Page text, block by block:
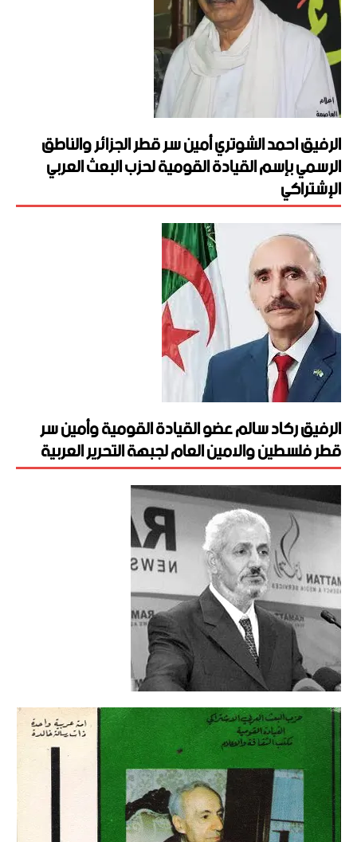
الرفيق احمد الشوتري أمين سر قطر الجزائر والناطق
الرسمي بإسم القيادة القومية لحزب البعث العربي
الإشتراكي
الرفيق ركاد سالم عضو القيادة القومية وأمين سر
قطر فلسطين والامين العام لجبهة التحرير العربية